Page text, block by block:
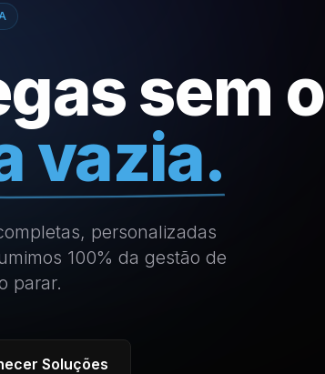
sem o
vazia.
personalizadas
100% da gestão de
parar.
Soluções